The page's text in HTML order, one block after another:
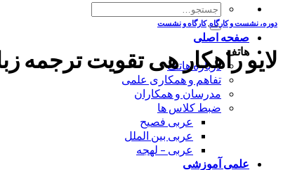
جستجو
برای:
صفحه اصلی
هاتف
درباره هاتف
تفاهم و همکاری علمی
مدرسان و همکاران
ضبط کلاس ها
عربی فصیح
عربی بین الملل
عربی – لهجه
علمی آموزشی
دوره، نشست و کارگاه ,کارگاه و نشست
لایو راهکار هی تقویت ترجمه